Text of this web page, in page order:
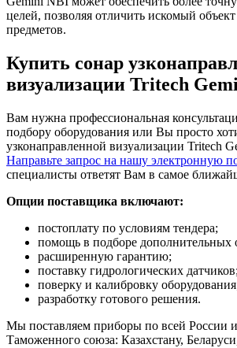
целей, позволяя отличить искомый
предметов.
Купить сонар
визуализации Tritech
Вам нужна профессиональная
подбору оборудования или Вы просто
узконаправленной визуализации Tritech
Направьте запрос на нашу электронную
специалисты ответят Вам в самое
Опции поставщика включают:
постоплату по условиям тендера;
помощь в подборе дополнительных
расширенную гарантию;
поставку гидрологических датчиков;
поверку и калибровку
разработку готового решения.
Мы поставляем приборы по всей России
Таможенного союза: Казахстану,